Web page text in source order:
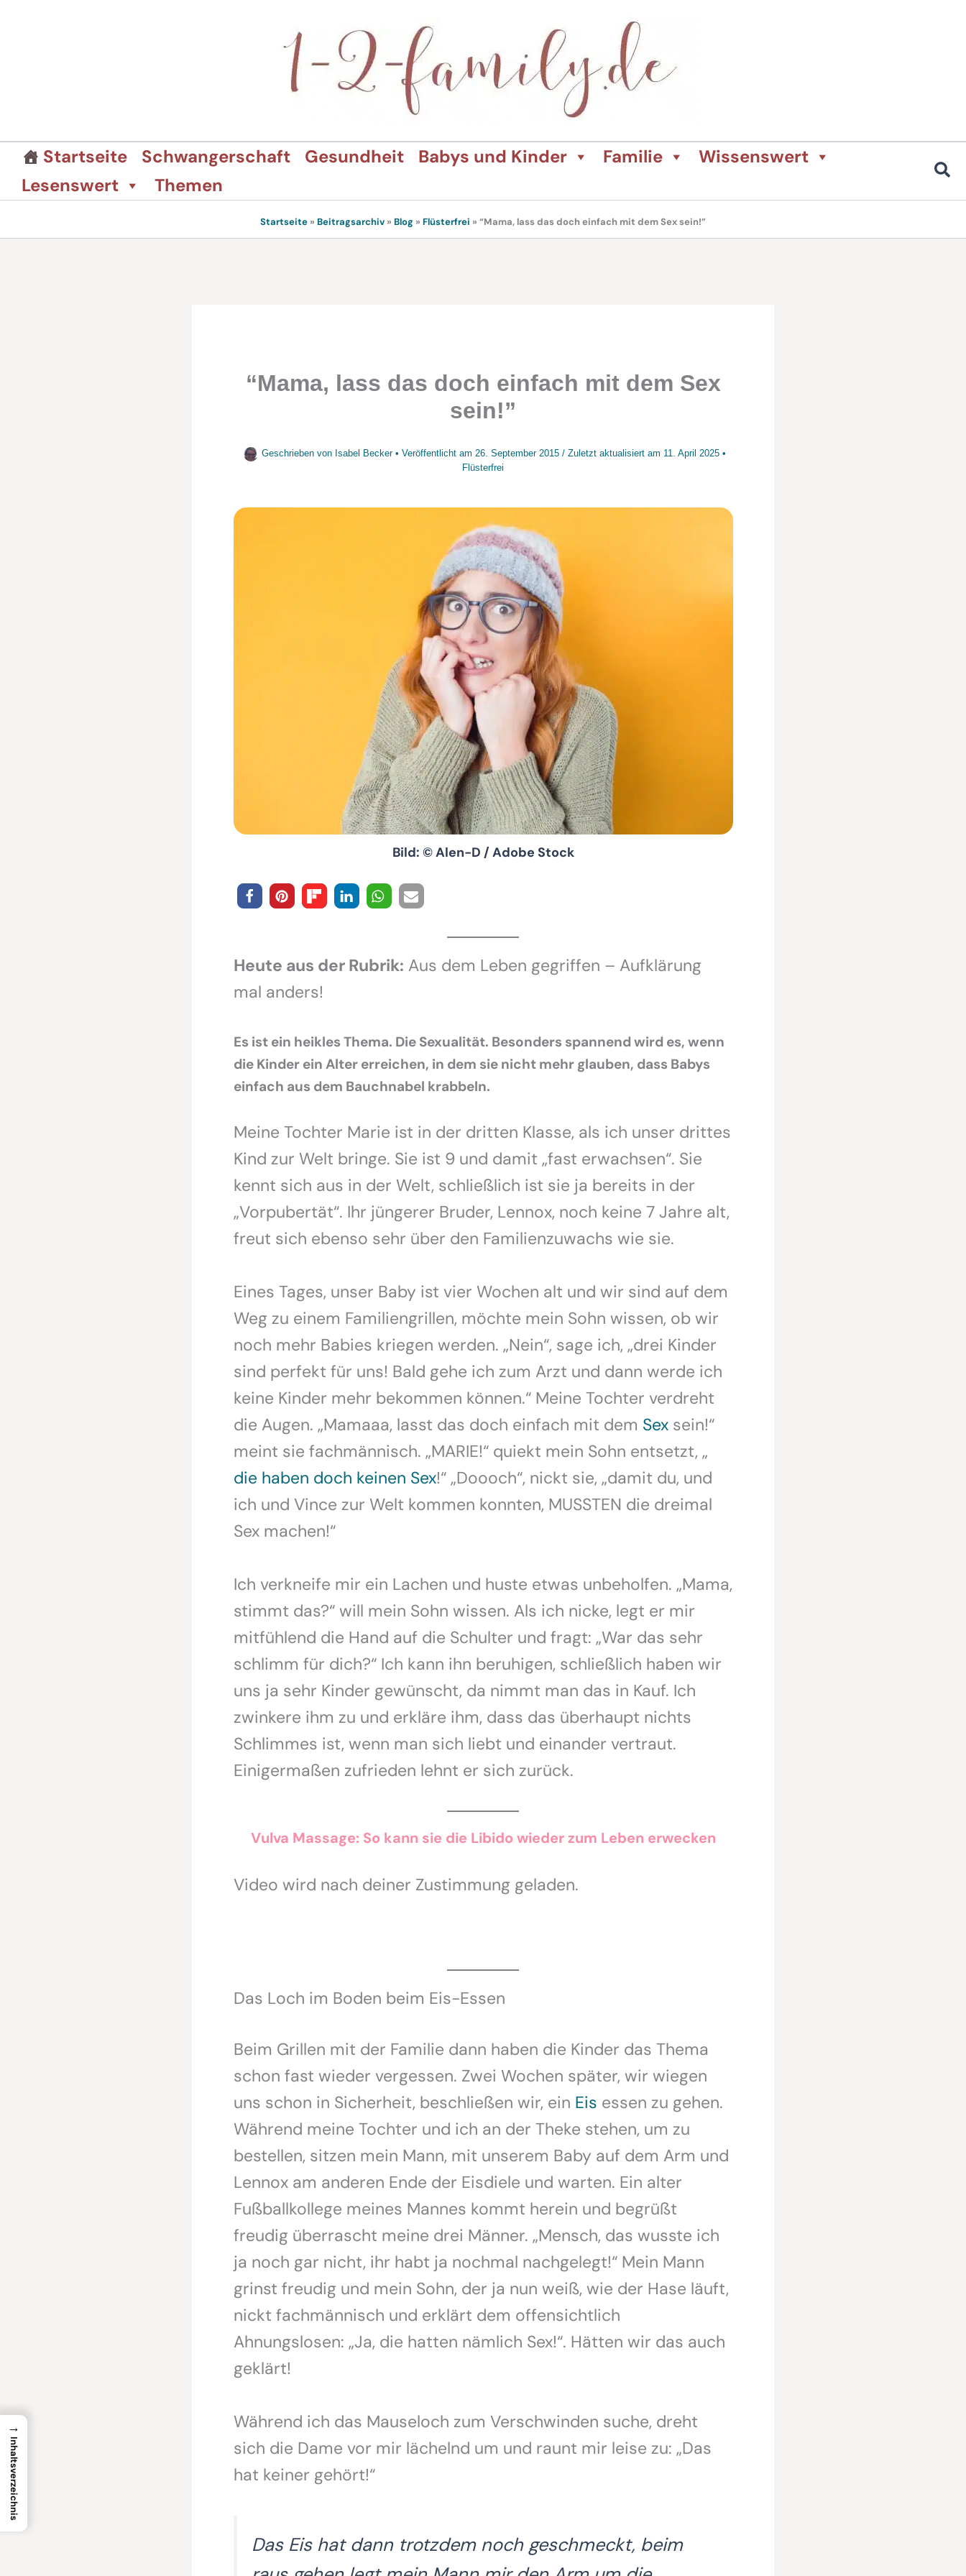
Startseite Schwangerschaft Gesundheit Babys und Kinder Familie
Wissenswert
Lesenswert
Themen
Startseite » Beitragsarchiv » Blog » Flüsterfrei » “Mama, lass das doch einfach mit dem Sex sein!”
“Mama, lass das doch einfach mit dem Sex
sein!”
Geschrieben von Isabel Becker • Veröffentlicht am 26. September 2015 / Zuletzt aktualisiert am 11. April 2025 •
Flüsterfrei
Bild: © Alen-D / Adobe Stock
Heute aus der Rubrik: Aus dem Leben gegriffen – Aufklärung
mal anders!
Es ist ein heikles Thema. Die Sexualität. Besonders spannend wird es, wenn
die Kinder ein Alter erreichen, in dem sie nicht mehr glauben, dass Babys
einfach aus dem Bauchnabel krabbeln.
Meine Tochter Marie ist in der dritten Klasse, als ich unser drittes
Kind zur Welt bringe. Sie ist 9 und damit „fast erwachsen“. Sie
kennt sich aus in der Welt, schließlich ist sie ja bereits in der
„Vorpubertät“. Ihr jüngerer Bruder, Lennox, noch keine 7 Jahre alt,
freut sich ebenso sehr über den Familienzuwachs wie sie.
Eines Tages, unser Baby ist vier Wochen alt und wir sind auf dem
Weg zu einem Familiengrillen, möchte mein Sohn wissen, ob wir
noch mehr Babies kriegen werden. „Nein“, sage ich, „drei Kinder
sind perfekt für uns! Bald gehe ich zum Arzt und dann werde ich
keine Kinder mehr bekommen können.“ Meine Tochter verdreht
die Augen. „Mamaaa, lasst das doch einfach mit dem Sexsein!“
meint sie fachmännisch. „MARIE!“ quiekt mein Sohn entsetzt, „
die haben doch keinen Sex!“ „Doooch“, nickt sie, „damit du, und
ich und Vince zur Welt kommen konnten, MUSSTEN die dreimal
Sex machen!“
Ich verkneife mir ein Lachen und huste etwas unbeholfen. „Mama,
stimmt das?“ will mein Sohn wissen. Als ich nicke, legt er mir
mitfühlend die Hand auf die Schulter und fragt: „War das sehr
schlimm für dich?“ Ich kann ihn beruhigen, schließlich haben wir
uns ja sehr Kinder gewünscht, da nimmt man das in Kauf. Ich
zwinkere ihm zu und erkläre ihm, dass das überhaupt nichts
Schlimmes ist, wenn man sich liebt und einander vertraut.
Einigermaßen zufrieden lehnt er sich zurück.
Vulva Massage: So kann sie die Libido wieder zum Leben erwecken
Video wird nach deiner Zustimmung geladen.
Das Loch im Boden beim Eis-Essen
Beim Grillen mit der Familie dann haben die Kinder das Thema
schon fast wieder vergessen. Zwei Wochen später, wir wiegen
uns schon in Sicherheit, beschließen wir, ein Eis essen zu gehen.
Während meine Tochter und ich an der Theke stehen, um zu
bestellen, sitzen mein Mann, mit unserem Baby auf dem Arm und
Lennox am anderen Ende der Eisdiele und warten. Ein alter
Fußballkollege meines Mannes kommt herein und begrüßt
freudig überrascht meine drei Männer. „Mensch, das wusste ich
ja noch gar nicht, ihr habt ja nochmal nachgelegt!“ Mein Mann
grinst freudig und mein Sohn, der ja nun weiß, wie der Hase läuft,
nickt fachmännisch und erklärt dem offensichtlich
Ahnungslosen: „Ja, die hatten nämlich Sex!“. Hätten wir das auch
geklärt!
Während ich das Mauseloch zum Verschwinden suche, dreht
sich die Dame vor mir lächelnd um und raunt mir leise zu: „Das
hat keiner gehört!“
Das Eis hat dann trotzdem noch geschmeckt, beim
→
Inhaltsverzeichnis